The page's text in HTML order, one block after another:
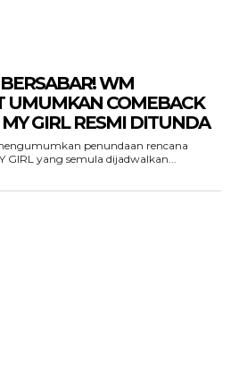
WM
UMUMKAN COMEBACK
GIRL RESMI DITUNDA
penundaan rencana
GIRL yang semula dijadwalkan...